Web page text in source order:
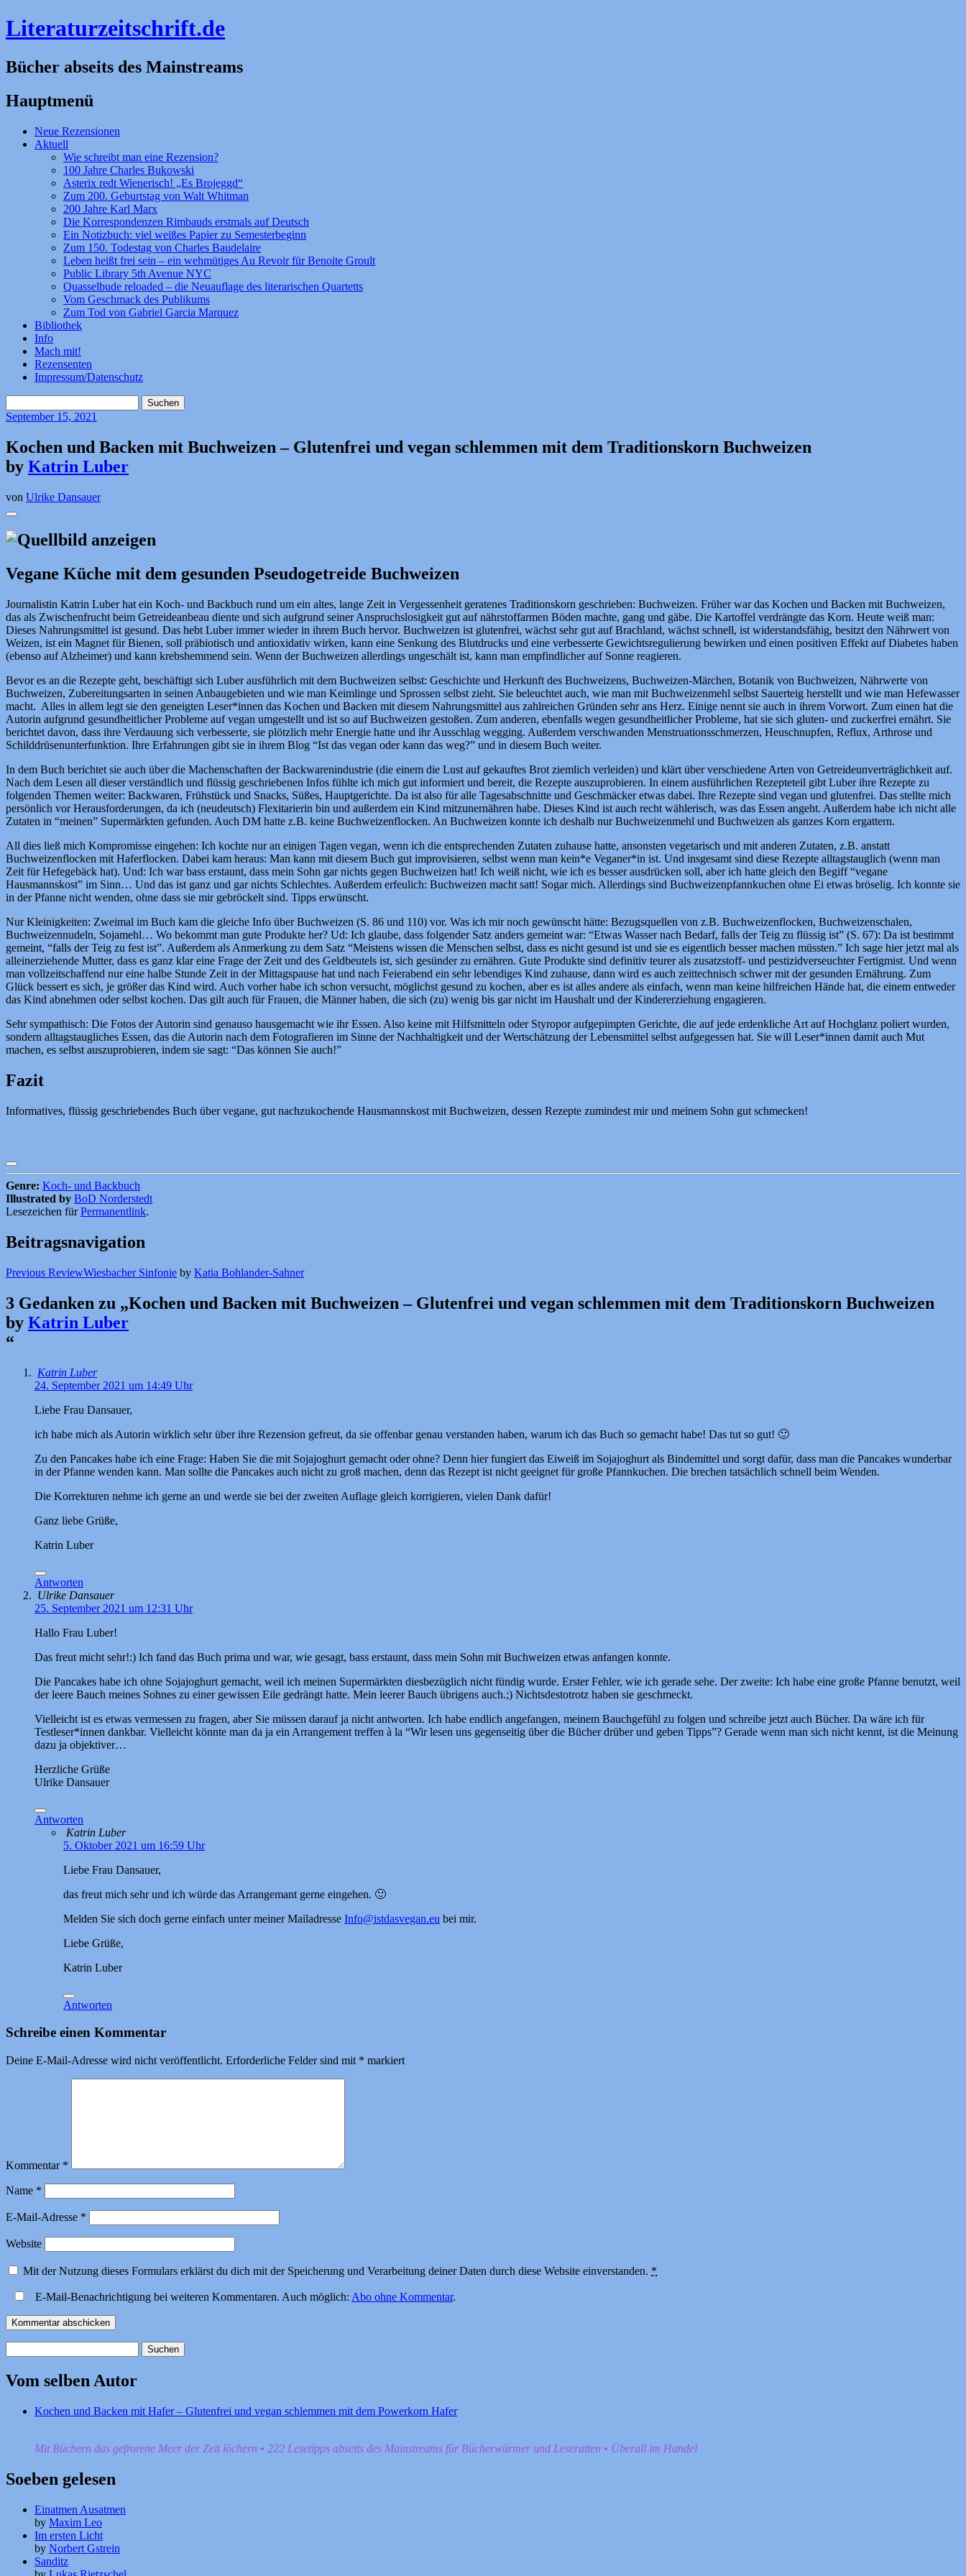
Literaturzeitschrift.de
Bücher abseits des Mainstreams
Hauptmenü
Zum
Inhalt
Neue Rezensionen
Aktuell
Wie schreibt man eine Rezension?
100 Jahre Charles Bukowski
Asterix redt Wienerisch! „Es Brojeggd“
Zum 200. Geburtstag von Walt Whitman
200 Jahre Karl Marx
Die Korrespondenzen Rimbauds erstmals auf Deutsch
Ein Notizbuch: viel weißes Papier zu Semesterbeginn
Zum 150. Todestag von Charles Baudelaire
Leben heißt frei sein – ein wehmütiges Au Revoir für Benoite Groult
Public Library 5th Avenue NYC
Quasselbude reloaded – die Neuauflage des literarischen Quartetts
Vom Geschmack des Publikums
Zum Tod von Gabriel Garcia Marquez
Bibliothek
Info
Mach mit!
Rezensenten
Impressum/Datenschutz
nach:
September15, 2021
Kochen und Backen mit Buchweizen – Glutenfrei und vegan schlemmen mit dem Traditionskorn Buchweizen
by Katrin Luber
von Ulrike Dansauer
Vegane Küche mit dem gesunden Pseudogetreide Buchweizen
Journalistin Katrin Luber hat ein Koch- und Backbuch rund um ein altes, lange Zeit in Vergessenheit geratenes Traditionskorn geschrieben: Buchweizen. Früher war das Kochen und Backen mit Buchweizen,
das als Zwischenfrucht beim Getreideanbeau diente und sich aufgrund seiner Anspruchslosigkeit gut auf nährstoffarmen Böden machte, gang und gäbe. Die Kartoffel verdrängte das Korn. Heute weiß man:
Dieses Nahrungsmittel ist gesund. Das hebt Luber immer wieder in ihrem Buch hervor. Buchweizen ist glutenfrei, wächst sehr gut auf Brachland, wächst schnell, ist widerstandsfähig, besitzt den Nährwert von
Weizen, ist ein Magnet für Bienen, soll präbiotisch und antioxidativ wirken, kann eine Senkung des Blutdrucks und eine verbesserte Gewichtsregulierung bewirken und einen positiven Effekt auf Diabetes haben
(ebenso auf Alzheimer) und kann krebshemmend sein. Wenn der Buchweizen allerdings ungeschält ist, kann man empfindlicher auf Sonne reagieren.
Bevor es an die Rezepte geht, beschäftigt sich Luber ausführlich mit dem Buchweizen selbst: Geschichte und Herkunft des Buchweizens, Buchweizen-Märchen, Botanik von Buchweizen, Nährwerte von
Buchweizen, Zubereitungsarten in seinen Anbaugebieten und wie man Keimlinge und Sprossen selbst zieht. Sie beleuchtet auch, wie man mit Buchweizenmehl selbst Sauerteig herstellt und wie man Hefewasser
macht. Alles in allem legt sie den geneigten Leser*innen das Kochen und Backen mit diesem Nahrungsmittel aus zahlreichen Gründen sehr ans Herz. Einige nennt sie auch in ihrem Vorwort. Zum einen hat die
Autorin aufgrund gesundheitlicher Probleme auf vegan umgestellt und ist so auf Buchweizen gestoßen. Zum anderen, ebenfalls wegen gesundheitlicher Probleme, hat sie sich gluten- und zuckerfrei ernährt. Sie
berichtet davon, dass ihre Verdauung sich verbesserte, sie plötzlich mehr Energie hatte und ihr Ausschlag wegging. Außerdem verschwanden Menstruationsschmerzen, Heuschnupfen, Reflux, Arthrose und
Schilddrüsenunterfunktion. Ihre Erfahrungen gibt sie in ihrem Blog “Ist das vegan oder kann das weg?” und in diesem Buch weiter.
In dem Buch berichtet sie auch über die Machenschaften der Backwarenindustrie (die einem die Lust auf gekauftes Brot ziemlich verleiden) und klärt über verschiedene Arten von Getreideunverträglichkeit auf.
Nach dem Lesen all dieser verständlich und flüssig geschriebenen Infos fühlte ich mich gut informiert und bereit, die Rezepte auszuprobieren. In einem ausführlichen Rezepteteil gibt Luber ihre Rezepte zu
folgenden Themen weiter: Backwaren, Frühstück und Snacks, Süßes, Hauptgerichte. Da ist also für alle Tagesabschnitte und Geschmäcker etwas dabei. Ihre Rezepte sind vegan und glutenfrei. Das stellte mich
persönlich vor Herausforderungen, da ich (neudeutsch) Flexitarierin bin und außerdem ein Kind mitzunernähren habe. Dieses Kind ist auch recht wählerisch, was das Essen angeht. Außerdem habe ich nicht alle
Zutaten in “meinen” Supermärkten gefunden. Auch DM hatte z.B. keine Buchweizenflocken. An Buchweizen konnte ich deshalb nur Buchweizenmehl und Buchweizen als ganzes Korn ergattern.
All dies ließ mich Kompromisse eingehen: Ich kochte nur an einigen Tagen vegan, wenn ich die entsprechenden Zutaten zuhause hatte, ansonsten vegetarisch und mit anderen Zutaten, z.B. anstatt
Buchweizenflocken mit Haferflocken. Dabei kam heraus: Man kann mit diesem Buch gut improvisieren, selbst wenn man kein*e Veganer*in ist. Und insgesamt sind diese Rezepte alltagstauglich (wenn man
Zeit für Hefegebäck hat). Und: Ich war bass erstaunt, dass mein Sohn gar nichts gegen Buchweizen hat! Ich weiß nicht, wie ich es besser ausdrücken soll, aber ich hatte gleich den Begiff “vegane
Hausmannskost” im Sinn… Und das ist ganz und gar nichts Schlechtes. Außerdem erfeulich: Buchweizen macht satt! Sogar mich. Allerdings sind Buchweizenpfannkuchen ohne Ei etwas bröselig. Ich konnte sie
in der Pfanne nicht wenden, ohne dass sie mir gebröckelt sind. Tipps erwünscht.
Nur Kleinigkeiten: Zweimal im Buch kam die gleiche Info über Buchweizen (S. 86 und 110) vor. Was ich mir noch gewünscht hätte: Bezugsquellen von z.B. Buchweizenflocken, Buchweizenschalen,
Buchweizennudeln, Sojamehl… Wo bekommt man gute Produkte her? Ud: Ich glaube, dass folgender Satz anders gemeint war: “Etwas Wasser nach Bedarf, falls der Teig zu flüssig ist” (S. 67): Da ist bestimmt
gemeint, “falls der Teig zu fest ist”. Außerdem als Anmerkung zu dem Satz “Meistens wissen die Menschen selbst, dass es nicht gesund ist und sie es eigentlich besser machen müssten.” Ich sage hier jetzt mal als
alleinerziehende Mutter, dass es ganz klar eine Frage der Zeit und des Geldbeutels ist, sich gesünder zu ernähren. Gute Produkte sind definitiv teurer als zusatzstoff- und pestizidverseuchter Fertigmist. Und wenn
man vollzeitschaffend nur eine halbe Stunde Zeit in der Mittagspause hat und nach Feierabend ein sehr lebendiges Kind zuhause, dann wird es auch zeittechnisch schwer mit der gesunden Ernährung. Zum
Glück bessert es sich, je größer das Kind wird. Auch vorher habe ich schon versucht, möglichst gesund zu kochen, aber es ist alles andere als einfach, wenn man keine hilfreichen Hände hat, die einem entweder
das Kind abnehmen oder selbst kochen. Das gilt auch für Frauen, die Männer haben, die sich (zu) wenig bis gar nicht im Haushalt und der Kindererziehung engagieren.
Sehr sympathisch: Die Fotos der Autorin sind genauso hausgemacht wie ihr Essen. Also keine mit Hilfsmitteln oder Styropor aufgepimpten Gerichte, die auf jede erdenkliche Art auf Hochglanz poliert wurden,
sondern alltagstaugliches Essen, das die Autorin nach dem Fotografieren im Sinne der Nachhaltigkeit und der Wertschätzung der Lebensmittel selbst aufgegessen hat. Sie will Leser*innen damit auch Mut
machen, es selbst auszuprobieren, indem sie sagt: “Das können Sie auch!”
Fazit
Informatives, flüssig geschriebendes Buch über vegane, gut nachzukochende Hausmannskost mit Buchweizen, dessen Rezepte zumindest mir und meinem Sohn gut schmecken!
Genre: Koch- und Backbuch
Illustrated by BoD Norderstedt
Lesezeichen fürPermanentlink.
Beitragsnavigation
Previous ReviewWiesbacher Sinfonie by Katia Bohlander-Sahner
3 Gedanken zu „Kochen und Backen mit Buchweizen – Glutenfrei und vegan schlemmen mit dem Traditionskorn Buchweizen
by Katrin Luber
“
Katrin Luber
24. September 2021 um 14:49 Uhr
Liebe Frau Dansauer,
ich habe mich als Autorin wirklich sehr über ihre Rezension gefreut, da sie offenbar genau verstanden haben, warum ich das Buch so gemacht habe! Das tut so gut! 🙂
Zu den Pancakes habe ich eine Frage: Haben Sie die mit Sojajoghurt gemacht oder ohne? Denn hier fungiert das Eiweiß im Sojajoghurt als Bindemittel und sorgt dafür, dass man die Pancakes wunderbar
in der Pfanne wenden kann. Man sollte die Pancakes auch nicht zu groß machen, denn das Rezept ist nicht geeignet für große Pfannkuchen. Die brechen tatsächlich schnell beim Wenden.
Die Korrekturen nehme ich gerne an und werde sie bei der zweiten Auflage gleich korrigieren, vielen Dank dafür!
Ganz liebe Grüße,
Katrin Luber
Antworten
Ulrike Dansauer
25. September 2021 um 12:31 Uhr
Hallo Frau Luber!
Das freut micht sehr!:) Ich fand das Buch prima und war, wie gesagt, bass erstaunt, dass mein Sohn mit Buchweizen etwas anfangen konnte.
Die Pancakes habe ich ohne Sojajoghurt gemacht, weil ich meinen Supermärkten diesbezüglich nicht fündig wurde. Erster Fehler, wie ich gerade sehe. Der zweite: Ich habe eine große Pfanne benutzt, weil
der leere Bauch meines Sohnes zu einer gewissen Eile gedrängt hatte. Mein leerer Bauch übrigens auch.;) Nichtsdestotrotz haben sie geschmeckt.
Vielleicht ist es etwas vermessen zu fragen, aber Sie müssen darauf ja nicht antworten. Ich habe endlich angefangen, meinem Bauchgefühl zu folgen und schreibe jetzt auch Bücher. Da wäre ich für
Testleser*innen dankbar. Vielleicht könnte man da ja ein Arrangement treffen à la “Wir lesen uns gegenseitig über die Bücher drüber und geben Tipps”? Gerade wenn man sich nicht kennt, ist die Meinung
dazu ja objektiver…
Herzliche Grüße
Ulrike Dansauer
Antworten
Katrin Luber
5. Oktober 2021 um 16:59 Uhr
Liebe Frau Dansauer,
das freut mich sehr und ich würde das Arrangemant gerne eingehen. 🙂
Melden Sie sich doch gerne einfach unter meiner Mailadresse Info@istdasvegan.eu bei mir.
Liebe Grüße,
Katrin Luber
Antworten
Schreibe einen Kommentar
Deine E-Mail-Adresse wird nicht veröffentlicht. Erforderliche Felder sind mit * markiert
Kommentar *
Name *
E-Mail-Adresse *
Website
Mit der Nutzung dieses Formulars erklärst du dich mit der Speicherung und Verarbeitung deiner Daten durch diese Website einverstanden. *
E-Mail-Benachrichtigung bei weiteren Kommentaren. Auch möglich: Abo ohne Kommentar.
nach:
Vom selben Autor
Kochen und Backen mit Hafer – Glutenfrei und vegan schlemmen mit dem Powerkorn Hafer
Mit Büchern das gefrorene Meer der Zeit löchern • 222 Lesetipps abseits des Mainstreams für Bücherwürmer und Leseratten • Überall im Handel
Soeben gelesen
Einatmen Ausatmen
by Maxim Leo
Im ersten Licht
by Norbert Gstrein
Sanditz